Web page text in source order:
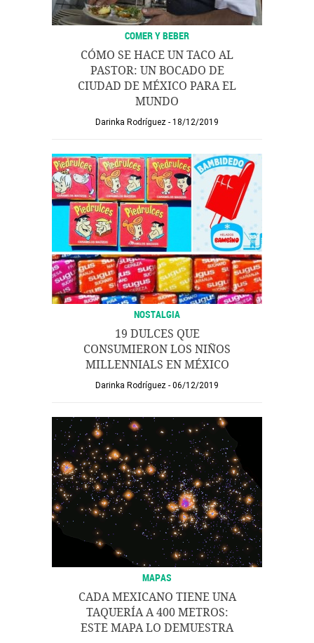
COMER Y BEBER
CÓMO SE HACE UN TACO AL
PASTOR: UN BOCADO DE
CIUDAD DE MÉXICO PARA EL
MUNDO
Darinka Rodríguez 18/12/2019
NOSTALGIA
19 DULCES QUE
CONSUMIERON LOS NIÑOS
MILLENNIALS EN MÉXICO
Darinka Rodríguez 06/12/2019
MAPAS
CADA MEXICANO TIENE UNA
TAQUERÍA A 400 METROS:
ESTE MAPA LO DEMUESTRA